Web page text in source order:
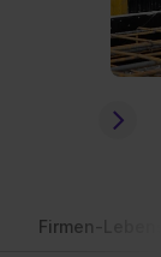
Firmen-